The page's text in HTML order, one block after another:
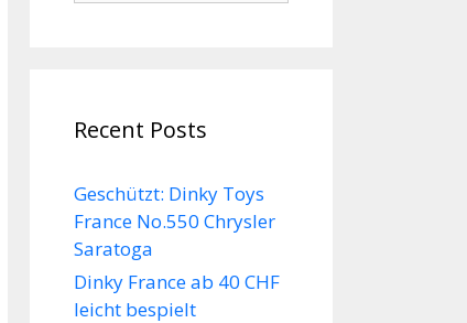
Recent Posts
Geschützt: Dinky Toys
France No.550 Chrysler
Saratoga
Dinky France ab 40 CHF
leicht bespielt